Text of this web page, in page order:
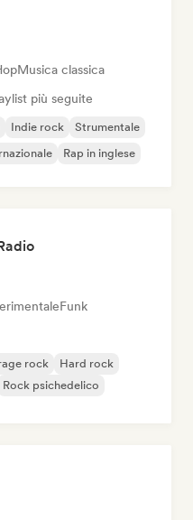
Musica classica
più seguite
Indie rock
Strumentale
Rap in inglese
Funk
rock
Hard rock
Rock psichedelico